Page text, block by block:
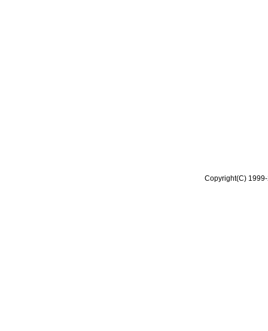
Copyright(C)